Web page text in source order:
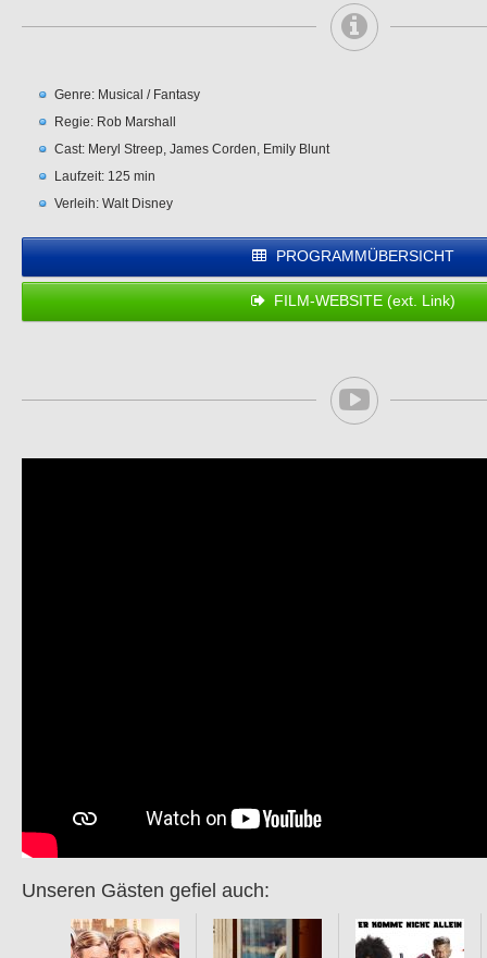
Genre: Musical / Fantasy
Regie: Rob Marshall
Cast: Meryl Streep, James Corden, Emily Blunt
Laufzeit: 125 min
Verleih: Walt Disney
PROGRAMMÜBERSICHT
FILM-WEBSITE (ext. Link)
Unseren Gästen gefiel auch: